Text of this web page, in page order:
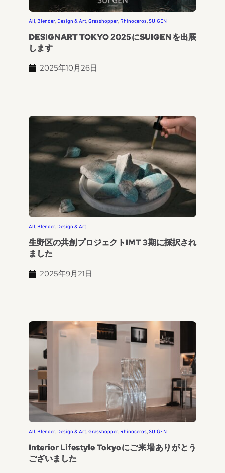
All, Blender, Design & Art, Grasshopper, Rhinoceros, SUIGEN
DESIGNART TOKYO 2025にSUIGENを出展
します
2025年10月26日
All, Blender, Design & Art
生野区の共創プロジェクトIMT 3期に採択され
ました
2025年9月21日
All, Blender, Design & Art, Grasshopper, Rhinoceros, SUIGEN
Interior Lifestyle Tokyoにご来場ありがとう
ございました